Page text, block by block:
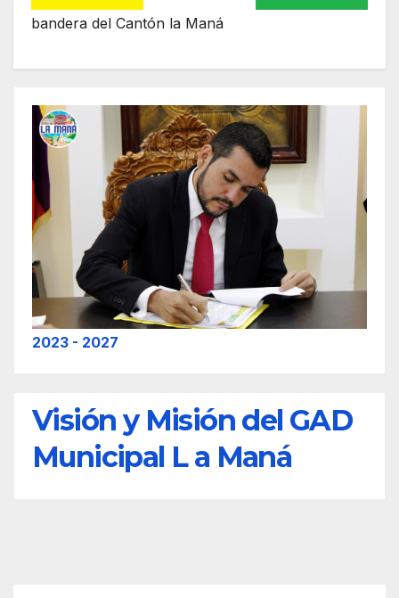
bandera del Cantón la Maná
2023 - 2027
Visión y Misión del GAD
Municipal L a Maná